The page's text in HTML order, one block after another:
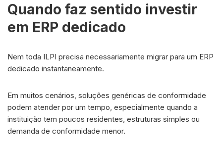
Quando faz sentido investir
em ERP dedicado
Nem toda ILPI precisa necessariamente migrar para um ERP
dedicado instantaneamente.
Em muitos cenários, soluções genéricas de conformidade
podem atender por um tempo, especialmente quando a
instituição tem poucos residentes, estruturas simples ou
demanda de conformidade menor.